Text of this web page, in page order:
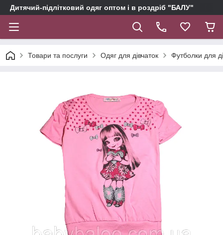
Дитячий-підлітковий одяг оптом і в роздріб "БАЛУ"
Товари та послуги Одяг для дівчаток Футболки для